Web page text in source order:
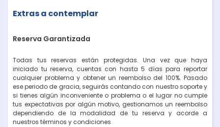
Extras a contemplar
Reserva Garantizada
Todas tus reservas están protegidas. Una vez que haya
iniciado tu reserva, cuentas con hasta 5 días para reportar
cualquier problema y obtener un reembolso del 100%. Pasado
ese periodo de gracia, seguirás contando con nuestro soporte y
si tienes algún inconveniente o problema o el lugar no cumple
tus expectativas por algún motivo, gestionamos un reembolso
dependiendo de la modalidad de tu reserva y acorde a
nuestros términos y condiciones